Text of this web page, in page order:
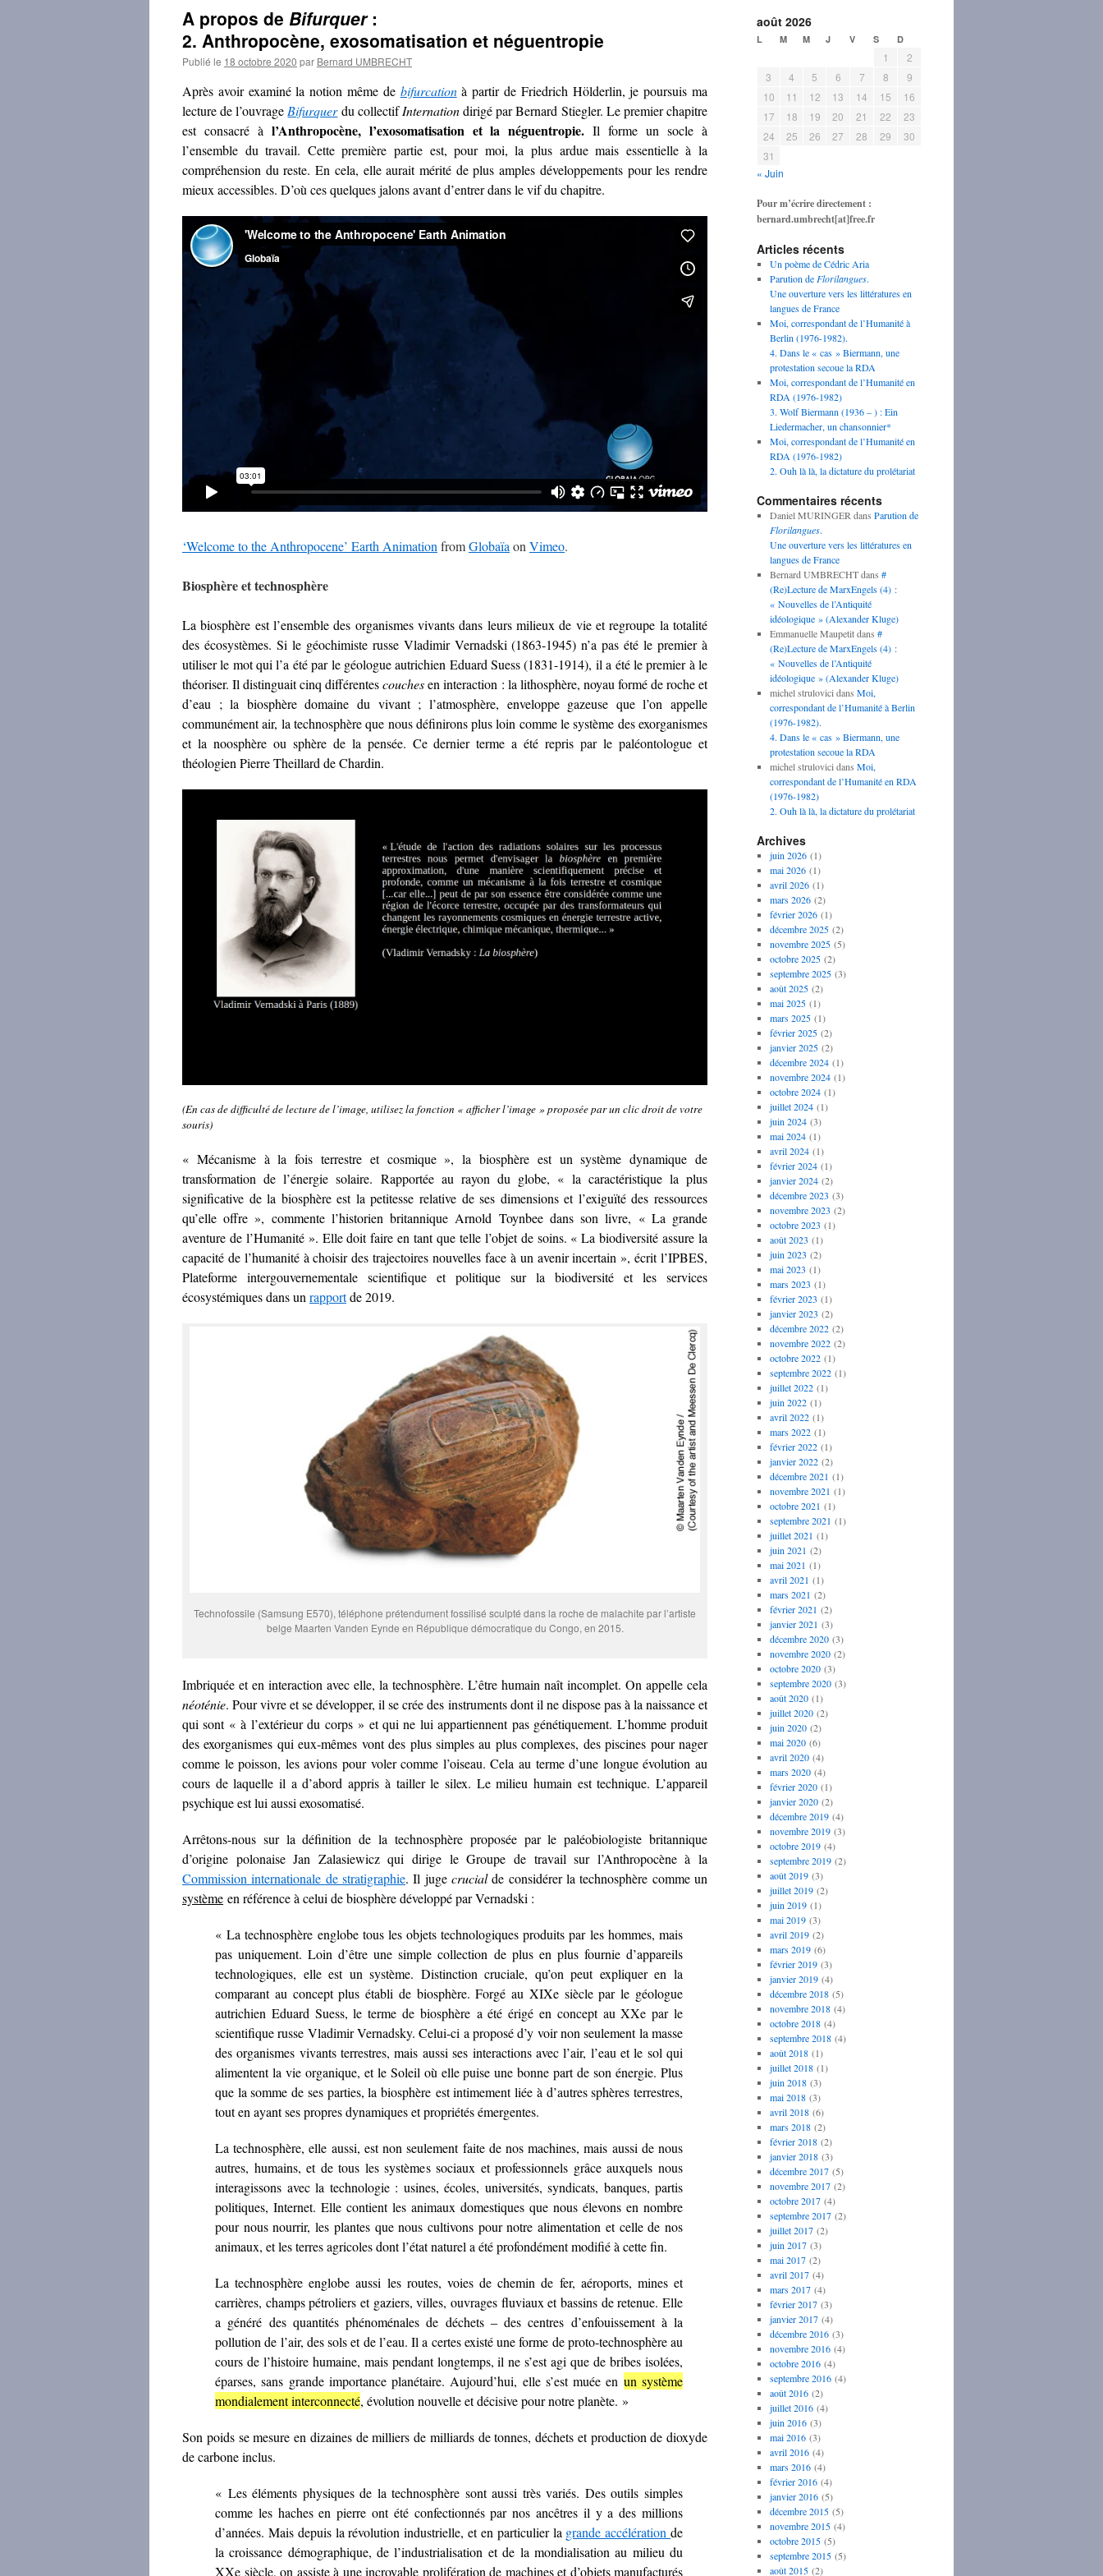
A propos de Bifurquer:
2. Anthropocène, exosomatisation et néguentropie
Publié le 18 octobre 2020 par Bernard UMBRECHT
Après avoir examiné la notion même de bifurcationà partir de Friedrich Hölderlin, je poursuis ma
lecture de l’ouvrage Bifurquer du collectifInternationdirigé par Bernard Stiegler. Le premier chapitre
est consacré à l’Anthropocène, l’exosomatisation et la néguentropie. Il forme un socle à
l’ensemble du travail. Cette première partie est, pour moi, la plus ardue mais essentielle à la
compréhension du reste. En cela, elle aurait mérité de plus amples développements pour les rendre
mieux accessibles. D’où ces quelques jalons avant d’entrer dans le vif du chapitre.
‘Welcome to the Anthropocene’ Earth Animation fromGlobaïa on Vimeo.
Biosphère et technosphère
La biosphère est l’ensemble des organismes vivants dans leurs milieux de vie et regroupe la totalité
des écosystèmes. Si le géochimiste russe Vladimir Vernadski (1863-1945) n’a pas été le premier à
utiliser le mot qui l’a été par le géologue autrichien Eduard Suess (1831-1914), il a été le premier à le
théoriser. Il distinguaitcinq différentescouchesen interaction : la lithosphère, noyau formé de roche et
d’eau ; la biosphère domaine du vivant ; l’atmosphère, enveloppe gazeuse que l’on appelle
communément air, la technosphère que nous définirons plus loin comme le système des exorganismes
et la noosphère ou sphère de la pensée. Ce dernier terme a été repris par le paléontologue et
théologien Pierre Theillard de Chardin.
(En cas de difficulté de lecture de l’image, utilisez la fonction « afficher l’image » proposée par un clic droit de votre
souris)
« Mécanisme à la fois terrestre et cosmique », la biosphère est un système dynamique de
transformation de l’énergie solaire. Rapportée au rayon du globe, « la caractéristique la plus
significative de la biosphère est la petitesse relative de ses dimensions et l’exiguïté des ressources
qu’elle offre », commente l’historien britannique Arnold Toynbee dans son livre, « La grande
aventure de l’Humanité ». Elle doit faire en tant que telle l’objet de soins. « La biodiversité assure la
capacité de l’humanité à choisir des trajectoires nouvelles face à un avenir incertain », écrit l’IPBES,
Plateforme intergouvernementale scientifique et politique sur la biodiversité et les services
écosystémiques dans un rapportde 2019.
Technofossile (Samsung E570), téléphone prétendument fossilisé sculpté dans la roche de malachite par l’artiste
belge Maarten Vanden Eynde en République démocratique du Congo, en 2015.
Imbriquée et en interaction avec elle, la technosphère. L’être humain naît incomplet. On appelle cela
néoténie. Pour vivre et se développer, il se crée des instruments dont il ne dispose pas à la naissance et
qui sont « à l’extérieur du corps » et qui ne lui appartiennent pas génétiquement. L’homme produit
des exorganismes qui eux-mêmes vont des plus simples au plus complexes, des piscines pour nager
comme le poisson, les avions pour voler comme l’oiseau. Cela au terme d’une longue évolution au
cours de laquelle il a d’abord appris à tailler le silex. Le milieu humain est technique. L’appareil
psychique est lui aussi exosomatisé.
Arrêtons-nous sur la définition de la technosphère proposée par le paléobiologiste britannique
d’origine polonaise Jan Zalasiewicz qui dirige le Groupe de travail sur l’Anthropocène à la
Commission internationale de stratigraphie. Il juge crucialde considérer la technosphère comme un
système en référence à celui de biosphère développé par Vernadski :
« La technosphère englobe tous les objets technologiques produits par les hommes, mais
pas uniquement. Loin d’être une simple collection de plus en plus fournie d’appareils
technologiques, elle est un système. Distinction cruciale, qu’on peut expliquer en la
comparant au concept plus établi de biosphère. Forgé au XIXe siècle par le géologue
autrichien Eduard Suess, le terme de biosphère a été érigé en concept au XXe par le
scientifique russe Vladimir Vernadsky. Celui-ci a proposé d’y voir non seulement la masse
des organismes vivants terrestres, mais aussi ses interactions avec l’air, l’eau et le sol qui
alimentent la vie organique, et le Soleil où elle puise une bonne part de son énergie. Plus
que la somme de ses parties, la biosphère est intimement liée à d’autres sphères terrestres,
tout en ayant ses propres dynamiques et propriétés émergentes.
La technosphère, elle aussi, est non seulement faite de nos machines, mais aussi de nous
autres, humains, et de tous les systèmes sociaux et professionnels grâce auxquels nous
interagissons avec la technologie : usines, écoles, universités, syndicats, banques, partis
politiques, Internet. Elle contient les animaux domestiques que nous élevons en nombre
pour nous nourrir, les plantes que nous cultivons pour notre alimentation et celle de nos
animaux, et les terres agricoles dont l’état naturel a été profondément modifié à cette fin.
La technosphère englobe aussi les routes, voies de chemin de fer, aéroports, mines et
carrières, champs pétroliers et gaziers, villes, ouvrages fluviaux et bassins de retenue. Elle
a généré des quantités phénoménales de déchets ‒ des centres d’enfouissement à la
pollution de l’air, des sols et de l’eau. Il a certes existé une forme de proto-technosphère au
cours de l’histoire humaine, mais pendant longtemps, il ne s’est agi que de bribes isolées,
éparses, sans grande importance planétaire. Aujourd’hui, elle s’est muée en un système
mondialement interconnecté, évolution nouvelle et décisive pour notre planète. »
Son poids se mesure en dizaines de milliers de milliards de tonnes, déchets et production de dioxyde
de carbone inclus.
« Les éléments physiques de la technosphère sont aussi très variés. Des outils simples
comme les haches en pierre ont été confectionnés par nos ancêtres il y a des millions
d’années. Mais depuis la révolution industrielle, et en particulier la grande accélérationde
la croissance démographique, de l’industrialisation et de la mondialisation au milieu du
XXe siècle, on assiste à une incroyable prolifération de machines et d’objets manufacturés
août 2026
L M M J V S D
1
2
3
4 5 6 7 8
9
10
11 12 13 14 15
16
17
18 19 20 21 22
23
24
25 26 27 28 29
30
31
« Juin
Pour m’écrire directement :
bernard.umbrecht[at]free.fr
Articles récents
Un poème de Cédric Aria
Parution de Florilangues.
Une ouverture vers les littératures en
langues de France
Moi, correspondant de l’Humanité à
Berlin (1976-1982).
4. Dans le « cas » Biermann, une
protestation secoue la RDA
Moi, correspondant de l’Humanité en
RDA (1976-1982)
3. Wolf Biermann (1936 – ) : Ein
Liedermacher, un chansonnier*
Moi, correspondant de l’Humanité en
RDA (1976-1982)
2. Ouh là là, la dictature du prolétariat
Commentaires récents
Daniel MURINGER dans Parution de
Florilangues.
Une ouverture vers les littératures en
langues de France
Bernard UMBRECHTdans #
(Re)Lecture de MarxEngels (4) :
« Nouvelles de l’Antiquité
idéologique » (Alexander Kluge)
Emmanuelle Maupetitdans #
(Re)Lecture de MarxEngels (4) :
« Nouvelles de l’Antiquité
idéologique » (Alexander Kluge)
michel strulovici dans Moi,
correspondant de l’Humanité à Berlin
(1976-1982).
4. Dans le « cas » Biermann, une
protestation secoue la RDA
michel strulovici dans Moi,
correspondant de l’Humanité en RDA
(1976-1982)
2. Ouh là là, la dictature du prolétariat
Archives
juin 2026(1)
mai 2026(1)
avril 2026(1)
mars 2026(2)
février 2026(1)
décembre 2025(2)
novembre 2025(5)
octobre 2025(2)
septembre 2025(3)
août 2025(2)
mai 2025(1)
mars 2025(1)
février 2025(2)
janvier 2025(2)
décembre 2024(1)
novembre 2024(1)
octobre 2024(1)
juillet 2024(1)
juin 2024(3)
mai 2024(1)
avril 2024(1)
février 2024(1)
janvier 2024(2)
décembre 2023 (3)
novembre 2023 (2)
octobre 2023 (1)
août 2023 (1)
juin 2023 (2)
mai 2023 (1)
mars 2023 (1)
février 2023 (1)
janvier 2023 (2)
décembre 2022(2)
novembre 2022(2)
octobre 2022(1)
septembre 2022(1)
juillet 2022(1)
juin 2022(1)
avril 2022(1)
mars 2022(1)
février 2022(1)
janvier 2022(2)
décembre 2021 (1)
novembre 2021 (1)
octobre 2021 (1)
septembre 2021 (1)
juillet 2021 (1)
juin 2021 (2)
mai 2021 (1)
avril 2021 (1)
mars 2021 (2)
février 2021 (2)
janvier 2021 (3)
décembre 2020(3)
novembre 2020(2)
octobre 2020(3)
septembre 2020(3)
août 2020(1)
juillet 2020(2)
juin 2020(2)
mai 2020(6)
avril 2020(4)
mars 2020(4)
février 2020(1)
janvier 2020(2)
décembre 2019(4)
novembre 2019(3)
octobre 2019(4)
septembre 2019(2)
août 2019(3)
juillet 2019(2)
juin 2019(1)
mai 2019(3)
avril 2019(2)
mars 2019(6)
février 2019(3)
janvier 2019(4)
décembre 2018(5)
novembre 2018(4)
octobre 2018(4)
septembre 2018(4)
août 2018(1)
juillet 2018(1)
juin 2018(3)
mai 2018(3)
avril 2018(6)
mars 2018(2)
février 2018(2)
janvier 2018(3)
décembre 2017(5)
novembre 2017(2)
octobre 2017(4)
septembre 2017(2)
juillet 2017(2)
juin 2017(3)
mai 2017(2)
avril 2017(4)
mars 2017(4)
février 2017(3)
janvier 2017(4)
décembre 2016(3)
novembre 2016(4)
octobre 2016(4)
septembre 2016(4)
août 2016(2)
juillet 2016(4)
juin 2016(3)
mai 2016(3)
avril 2016(4)
mars 2016(4)
février 2016(4)
janvier 2016(5)
décembre 2015(5)
novembre 2015(4)
octobre 2015(5)
septembre 2015(5)
août 2015(2)